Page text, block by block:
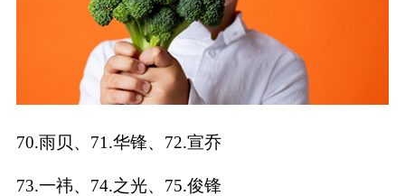
70.雨贝、71.华锋、72.宣乔
73.一祎、74.之光、75.俊锋